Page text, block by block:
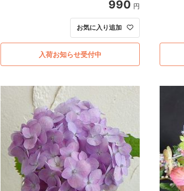
990 円
お気に入り追加
入荷お知らせ受付中